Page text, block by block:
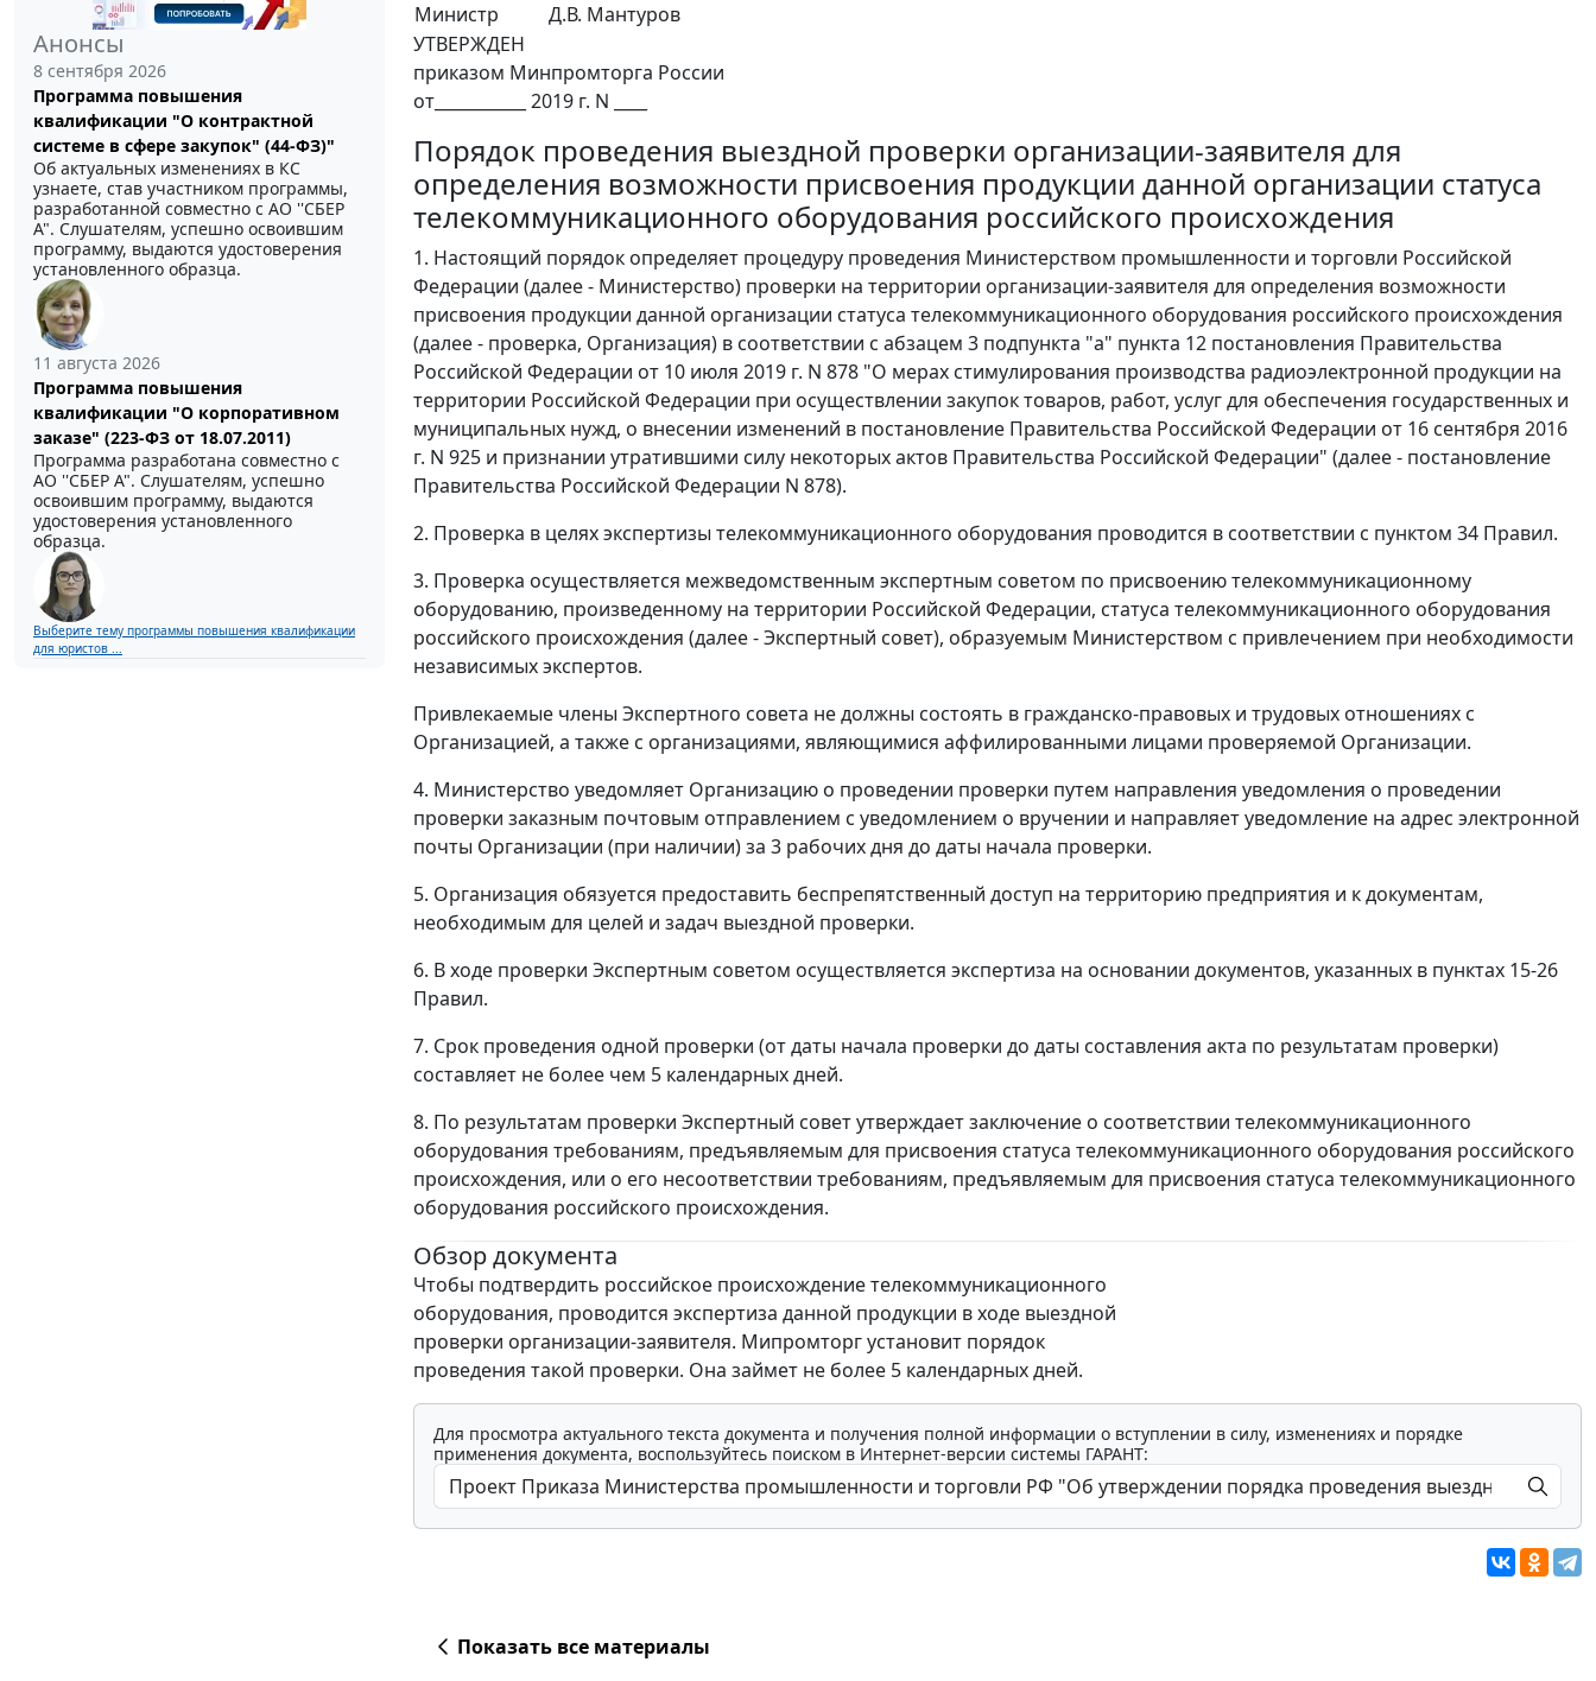
Анонсы
8 сентября 2026
Программа повышения
квалификации "О контрактной
системе в сфере закупок" (44-ФЗ)"
Об актуальных изменениях в КС
узнаете, став участником программы,
разработанной совместно с АО ''СБЕР
А". Слушателям, успешно освоившим
программу, выдаются удостоверения
установленного образца.
11 августа 2026
Программа повышения
квалификации "О корпоративном
заказе" (223-ФЗ от 18.07.2011)
Программа разработана совместно с
АО ''СБЕР А". Слушателям, успешно
освоившим программу, выдаются
удостоверения установленного
образца.
Выберите тему программы повышения квалификации
для юристов ...
Министр
Д.В. Мантуров
УТВЕРЖДЕН
приказом Минпромторга России
от___________ 2019 г. N ____
Порядок проведения выездной проверки организации-заявителя для
определения возможности присвоения продукции данной организации статуса
телекоммуникационного оборудования российского происхождения
1. Настоящий порядок определяет процедуру проведения Министерством промышленности и торговли Российской
Федерации (далее - Министерство) проверки на территории организации-заявителя для определения возможности
присвоения продукции данной организации статуса телекоммуникационного оборудования российского происхождения
(далее - проверка, Организация) в соответствии с абзацем 3 подпункта "а" пункта 12 постановления Правительства
Российской Федерации от 10 июля 2019 г. N 878 "О мерах стимулирования производства радиоэлектронной продукции на
территории Российской Федерации при осуществлении закупок товаров, работ, услуг для обеспечения государственных и
муниципальных нужд, о внесении изменений в постановление Правительства Российской Федерации от 16 сентября 2016
г. N 925 и признании утратившими силу некоторых актов Правительства Российской Федерации" (далее - постановление
Правительства Российской Федерации N 878).
2. Проверка в целях экспертизы телекоммуникационного оборудования проводится в соответствии с пунктом 34 Правил.
3. Проверка осуществляется межведомственным экспертным советом по присвоению телекоммуникационному
оборудованию, произведенному на территории Российской Федерации, статуса телекоммуникационного оборудования
российского происхождения (далее - Экспертный совет), образуемым Министерством с привлечением при необходимости
независимых экспертов.
Привлекаемые члены Экспертного совета не должны состоять в гражданско-правовых и трудовых отношениях с
Организацией, а также с организациями, являющимися аффилированными лицами проверяемой Организации.
4. Министерство уведомляет Организацию о проведении проверки путем направления уведомления о проведении
проверки заказным почтовым отправлением с уведомлением о вручении и направляет уведомление на адрес электронной
почты Организации (при наличии) за 3 рабочих дня до даты начала проверки.
5. Организация обязуется предоставить беспрепятственный доступ на территорию предприятия и к документам,
необходимым для целей и задач выездной проверки.
6. В ходе проверки Экспертным советом осуществляется экспертиза на основании документов, указанных в пунктах 15-26
Правил.
7. Срок проведения одной проверки (от даты начала проверки до даты составления акта по результатам проверки)
составляет не более чем 5 календарных дней.
8. По результатам проверки Экспертный совет утверждает заключение о соответствии телекоммуникационного
оборудования требованиям, предъявляемым для присвоения статуса телекоммуникационного оборудования российского
происхождения, или о его несоответствии требованиям, предъявляемым для присвоения статуса телекоммуникационного
оборудования российского происхождения.
Обзор документа
Чтобы подтвердить российское происхождение телекоммуникационного
оборудования, проводится экспертиза данной продукции в ходе выездной
проверки организации-заявителя. Мипромторг установит порядок
проведения такой проверки. Она займет не более 5 календарных дней.
Для просмотра актуального текста документа и получения полной информации о вступлении в силу, изменениях и порядке
применения документа, воспользуйтесь поиском в Интернет-версии системы ГАРАНТ:
Показать все материалы